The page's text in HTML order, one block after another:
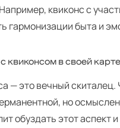
квиконс с
гармонизации быта и
квиконсом в своей
— это вечный
но
обуздать этот аспект